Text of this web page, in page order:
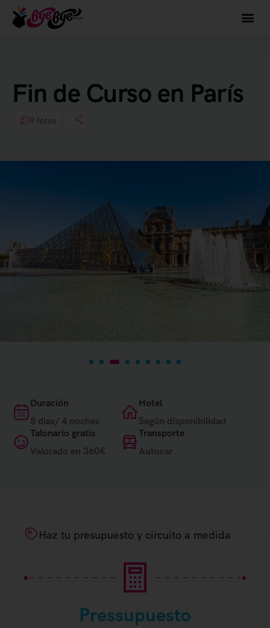
Fin de Curso en París
9 fotos
Duración
5 dias/ 4 noches
Hotel
Según disponibilidad
Talonario gratis
Valorado en 360€
Transporte
Autocar
Haz tu presupuesto y circuito a medida
Pressupuesto